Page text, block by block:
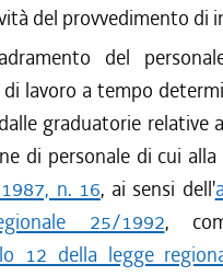
del provvedimento di
del
lavoro a tempo
graduatorie relative
di personale di cui alla
n. 16, ai sensi dell'
25/1992,
12 della legge